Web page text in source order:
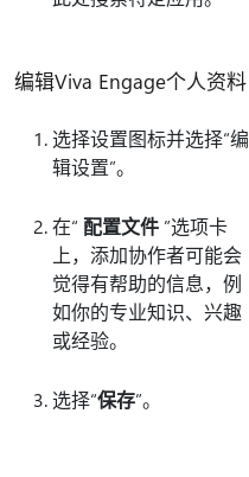
编辑Viva Engage个人资料
选择设置图标并选择“编
辑设置”。
在“ 配置文件 ”选项卡
上，添加协作者可能会
觉得有帮助的信息，例
如你的专业知识、兴趣
或经验。
选择“保存”。